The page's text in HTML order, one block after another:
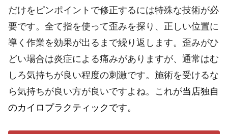
だけをピンポイントで修正するには特殊な技術が必
要です。全て指を使って歪みを探り、正しい位置に
導く作業を効果が出るまで繰り返します。歪みがひ
どい場合は炎症による痛みがありますが、通常はむ
しろ気持ちが良い程度の刺激です。施術を受けるな
ら気持ちが良い方が良いですよね。これが当店独自
のカイロプラクティックです。